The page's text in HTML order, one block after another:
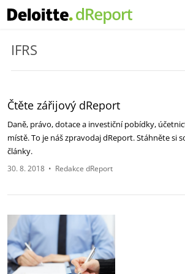
IFRS
Čtěte zářijový dReport
Daně, právo, dotace a investiční pobídky,
místě. To je náš zpravodaj dReport. Stáhněte si
články.
30. 8. 2018 • Redakce dReport